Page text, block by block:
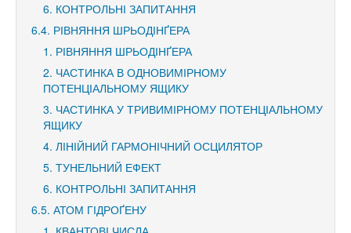
6. КОНТРОЛЬНІ ЗАПИТАННЯ
6.4. РІВНЯННЯ ШРЬОДІНҐЕРА
1. РІВНЯННЯ ШРЬОДІНҐЕРА
2. ЧАСТИНКА В ОДНОВИМІРНОМУ
ПОТЕНЦІАЛЬНОМУ ЯЩИКУ
3. ЧАСТИНКА У ТРИВИМІРНОМУ ПОТЕНЦІАЛЬНОМУ
ЯЩИКУ
4. ЛІНІЙНИЙ ГАРМОНІЧНИЙ ОСЦИЛЯТОР
5. ТУНЕЛЬНИЙ ЕФЕКТ
6. КОНТРОЛЬНІ ЗАПИТАННЯ
6.5. АТОМ ГІДРОҐЕНУ